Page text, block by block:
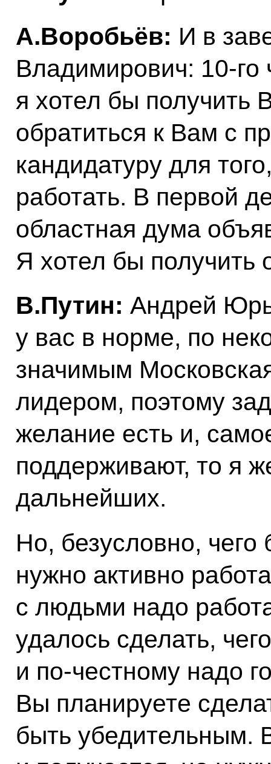
А.Воробьёв: И в
Владимирович: 10-го
я хотел бы получить
обратиться к Вам с
кандидатуру для
работать. В первой
областная дума
Я хотел бы получить
В.Путин: Андрей
у вас в норме, по
значимым
лидером, поэтому
желание есть и,
поддерживают, то я
дальнейших.
Но, безусловно,
нужно активно
с людьми надо
удалось сделать,
и по-честному надо
Вы планируете
быть убедительным.